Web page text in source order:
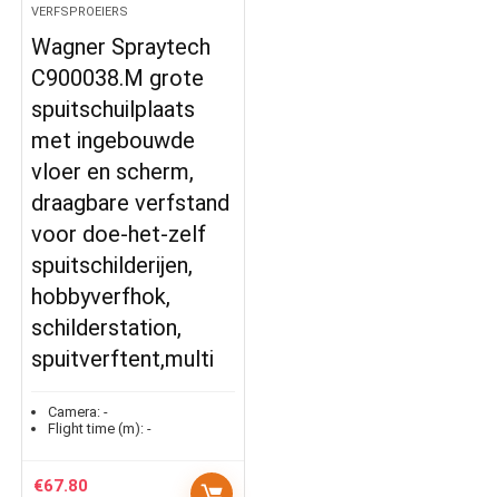
VERFSPROEIERS
Wagner Spraytech
C900038.M grote
spuitschuilplaats
met ingebouwde
vloer en scherm,
draagbare verfstand
voor doe-het-zelf
spuitschilderijen,
hobbyverfhok,
schilderstation,
spuitverftent,multi
Camera: -
Flight time (m): -
€67.80